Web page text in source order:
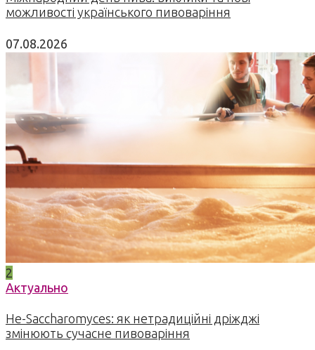
можливості українського пивоваріння
07.08.2026
2
Актуально
Не-Saccharomyces: як нетрадиційні дріжджі
змінюють сучасне пивоваріння